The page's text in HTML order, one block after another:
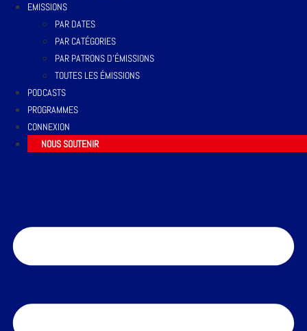
EMISSIONS
PAR DATES
PAR CATÉGORIES
PAR PATRONS D’ÉMISSIONS
TOUTES LES ÉMISSIONS
PODCASTS
PROGRAMMES
CONNEXION
NOUS SOUTENIR